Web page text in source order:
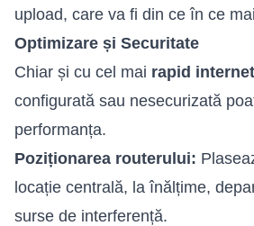
upload, care va fi din ce în ce
Optimizare și Securitate
Chiar și cu cel mai rapid internet
configurată sau nesecurizată
performanța.
Poziționarea routerului:
locație centrală, la înălțime,
surse de interferență.